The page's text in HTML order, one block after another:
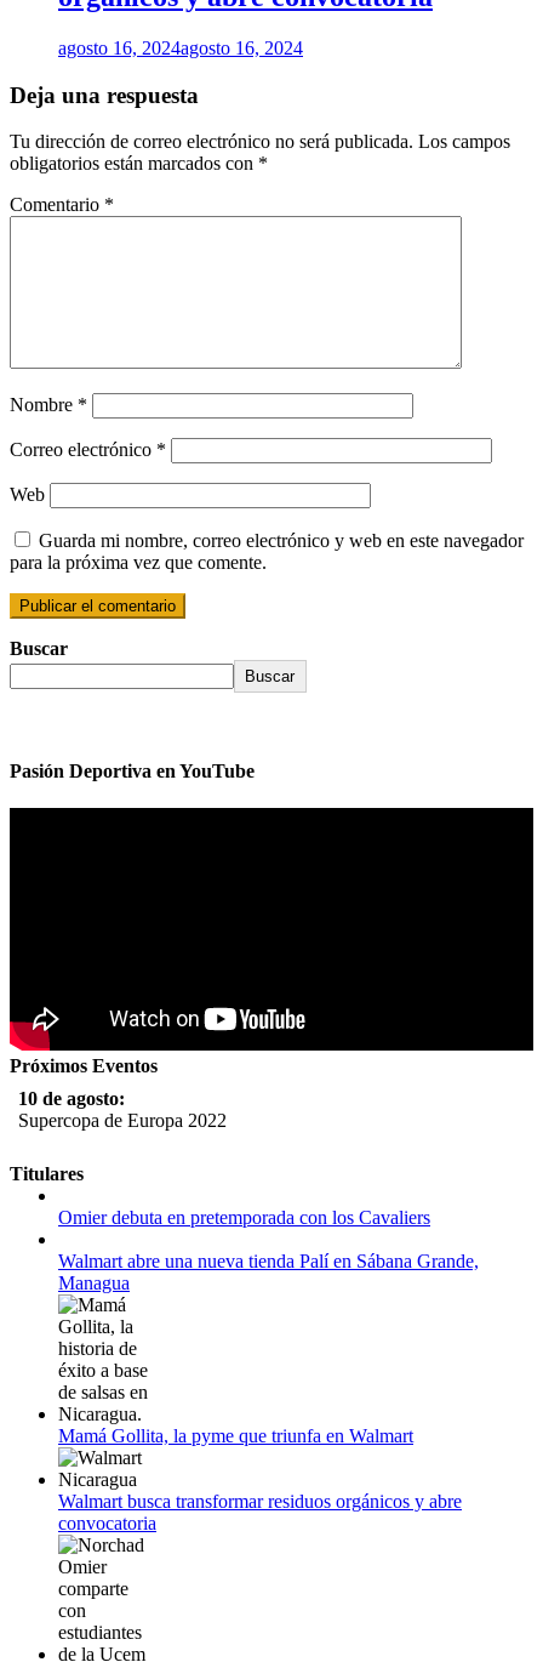
agosto 16, 2024agosto 16, 2024
Deja una respuesta
Tu dirección de correo electrónico no será publicada. Los campos
obligatorios están marcados con *
Comentario *
Nombre *
Correo electrónico *
Web
Guarda mi nombre, correo electrónico y web en este navegador
para la próxima vez que comente.
Buscar
Buscar
Pasión Deportiva en YouTube
Próximos Eventos
10 de agosto:
Supercopa de Europa 2022
11 al 21 de agosto:
Campeonato Europeo de Natación 2022
12 de agosto:
Empieza La Liga 2022-2023
Titulares
Omier debuta en pretemporada con los Cavaliers
Walmart abre una nueva tienda Palí en Sábana Grande,
Managua
Mamá Gollita, la pyme que triunfa en Walmart
Walmart busca transformar residuos orgánicos y abre
convocatoria